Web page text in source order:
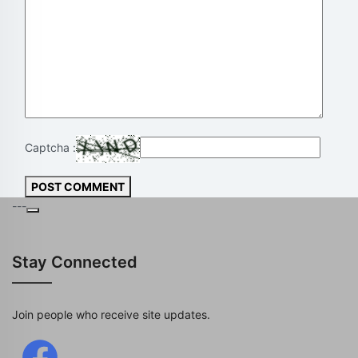
Captcha :
POST COMMENT
---
Stay Connected
Join people who receive site updates.